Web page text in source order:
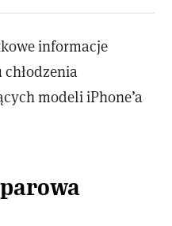
informacje
modeli iPhone’a